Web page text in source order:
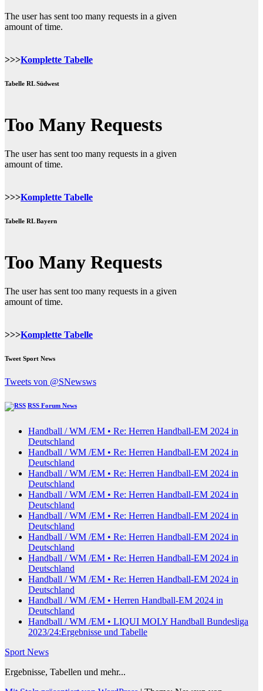
>>>Komplette Tabelle
Tabelle RL Südwest
>>>Komplette Tabelle
Tabelle RL Bayern
>>>Komplette Tabelle
Tweet Sport News
Tweets von @SNewsws
RSS Forum News
Handball / WM /EM • Re: Herren Handball-EM 2024 in
Deutschland
Handball / WM /EM • Re: Herren Handball-EM 2024 in
Deutschland
Handball / WM /EM • Re: Herren Handball-EM 2024 in
Deutschland
Handball / WM /EM • Re: Herren Handball-EM 2024 in
Deutschland
Handball / WM /EM • Re: Herren Handball-EM 2024 in
Deutschland
Handball / WM /EM • Re: Herren Handball-EM 2024 in
Deutschland
Handball / WM /EM • Re: Herren Handball-EM 2024 in
Deutschland
Handball / WM /EM • Re: Herren Handball-EM 2024 in
Deutschland
Handball / WM /EM • Herren Handball-EM 2024 in
Deutschland
Handball / WM /EM • LIQUI MOLY Handball Bundesliga
2023/24:Ergebnisse und Tabelle
Sport News
Ergebnisse, Tabellen und mehr...